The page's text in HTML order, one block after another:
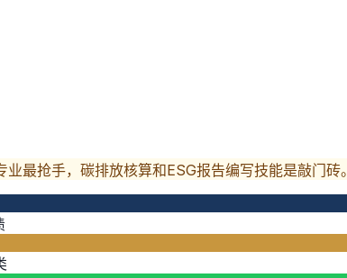
最抢手，碳排放核算和ESG报告编写技能是敲门砖。